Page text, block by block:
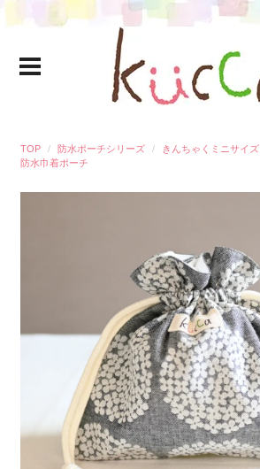
TOP 防水ポーチシリーズ
きんちゃくミニサイズ
防水巾着ポーチ